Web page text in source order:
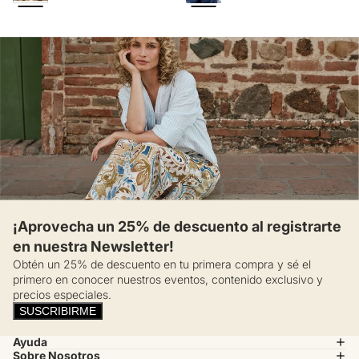
¡Aprovecha un 25% de descuento al registrarte
en nuestra Newsletter!
Obtén un 25% de descuento en tu primera compra y sé el
primero en conocer nuestros eventos, contenido exclusivo y
precios especiales.
SUSCRIBIRME
Ayuda
Sobre Nosotros